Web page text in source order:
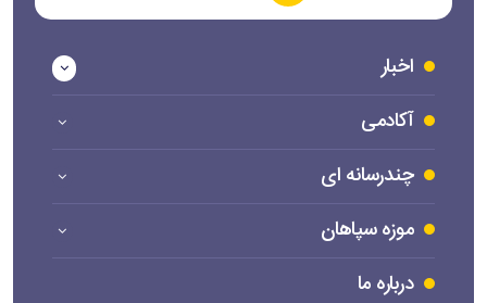
اخبار
آکادمی
چندرسانه ای
موزه سپاهان
درباره ما